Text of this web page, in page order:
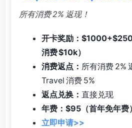
所有消费 2% 返现！
开卡奖励：$1000+$250
消费 $10k）
消费返点： 所有消费 2%
Travel 消费 5%
返点兑换： 直接兑现
年费：$95（首年免年费）
立即申请>>